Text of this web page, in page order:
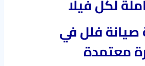
لكل فيلا
فلل في
معتمدة